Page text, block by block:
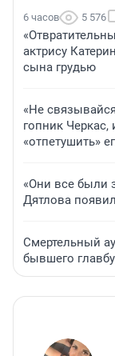
6 часов 5 576
актрису
сына грудью
«Не
гопник
«отпетушить»
«Они все были
Дятлова
Смертельный
бывшего